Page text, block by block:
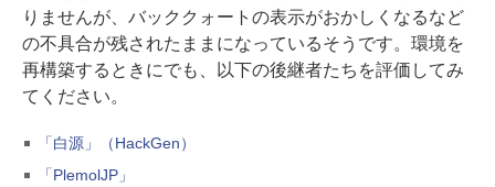
りませんが、バッククォートの表示がおかしくなるなど
の不具合が残されたままになっているそうです。環境を
再構築するときにでも、以下の後継者たちを評価してみ
てください。
「白源」（HackGen）
「PlemolJP」